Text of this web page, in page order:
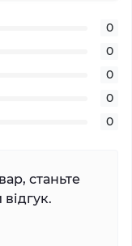
0
0
0
0
0
станьте